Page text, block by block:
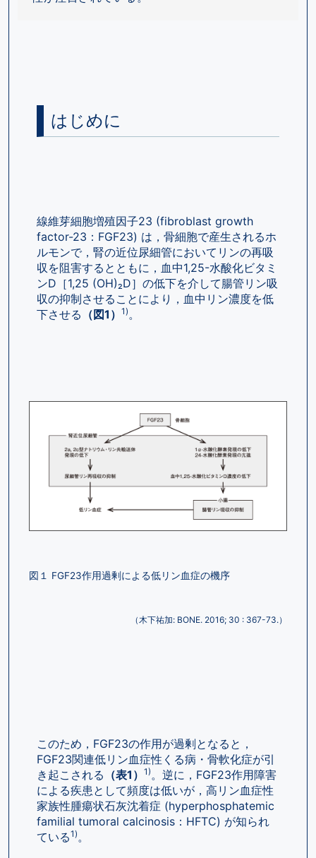
はじめに
線維芽細胞増殖因子23 (fibroblast growth
factor-23：FGF23) は，骨細胞で産生されるホ
ルモンで，腎の近位尿細管においてリンの再吸
収を阻害するとともに，血中1,25-水酸化ビタミ
ンD［1,25 (OH)₂D］の低下を介して腸管リン吸
収の抑制させることにより，血中リン濃度を低
下させる （図1） 1)。
図１ FGF23作用過剰による低リン血症の機序
（木下祐加: BONE. 2016; 30 : 367-73.）
このため，FGF23の作用が過剰となると，
FGF23関連低リン血症性くる病・骨軟化症が引
き起こされる （表1） 1)。逆に，FGF23作用障害
による疾患として頻度は低いが，高リン血症性
家族性腫瘍状石灰沈着症 (hyperphosphatemic
familial tumoral calcinosis：HFTC) が知られ
ている1)。